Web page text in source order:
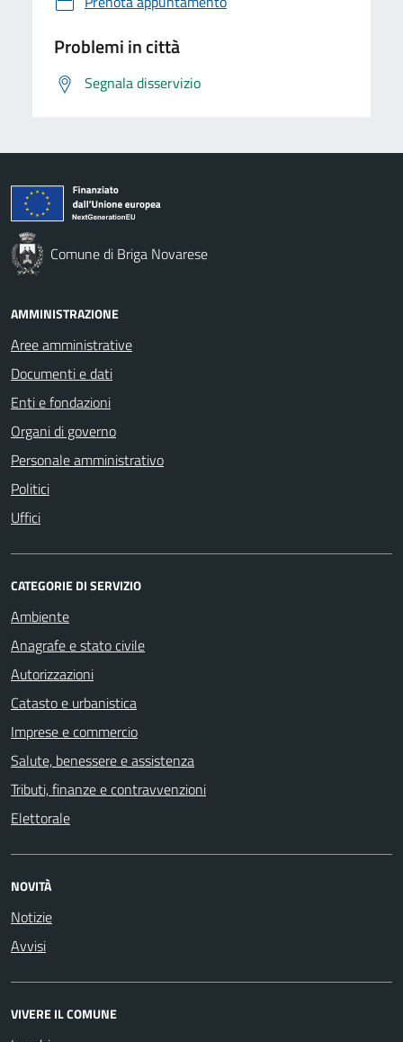
Problemi in città
Segnala disservizio
Comune di Briga Novarese
AMMINISTRAZIONE
Aree amministrative
Documenti e dati
Enti e fondazioni
Organi di governo
Personale amministrativo
Politici
Uffici
CATEGORIE DI SERVIZIO
Ambiente
Anagrafe e stato civile
Autorizzazioni
Catasto e urbanistica
Imprese e commercio
Salute, benessere e assistenza
Tributi, finanze e contravvenzioni
Elettorale
NOVITÀ
Notizie
Avvisi
VIVERE IL COMUNE